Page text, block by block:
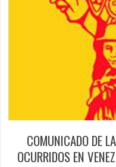
COMUNICADO DE
OCURRIDOS EN